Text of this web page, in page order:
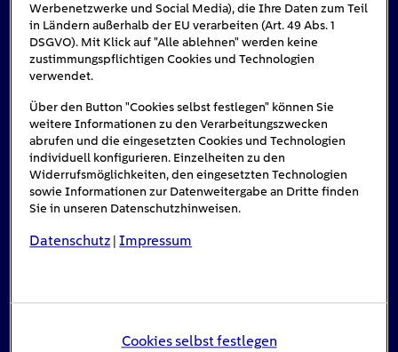
#Fahren
Werbenetzwerke und Social Media), die Ihre Daten zum Teil
in Ländern außerhalb der EU verarbeiten (Art. 49 Abs. 1
DSGVO). Mit Klick auf "Alle ablehnen" werden keine
zustimmungspflichtigen Cookies und Technologien
verwendet.
Über den Button "Cookies selbst festlegen" können Sie
weitere Informationen zu den Verarbeitungszwecken
abrufen und die eingesetzten Cookies und Technologien
individuell konfigurieren. Einzelheiten zu den
Widerrufsmöglichkeiten, den eingesetzten Technologien
sowie Informationen zur Datenweitergabe an Dritte finden
Sie in unseren Datenschutzhinweisen.
Datenschutz |Impressum
Cookies selbst festlegen